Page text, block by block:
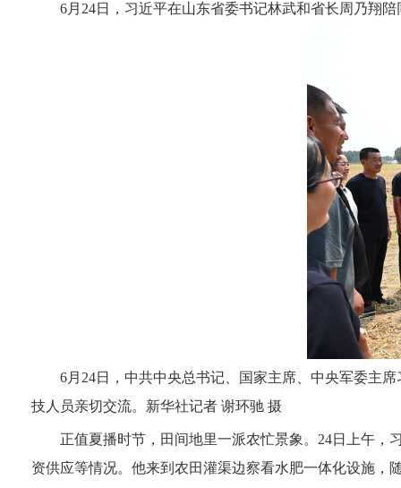
6月24日，习近平在山东省委书记林武和省长周乃翔
6月24日，中共中央总书记、国家主席、中央军委主
技人员亲切交流。新华社记者 谢环驰 摄
正值夏播时节，田间地里一派农忙景象。24日上午，
资供应等情况。他来到农田灌渠边察看水肥一体化设施